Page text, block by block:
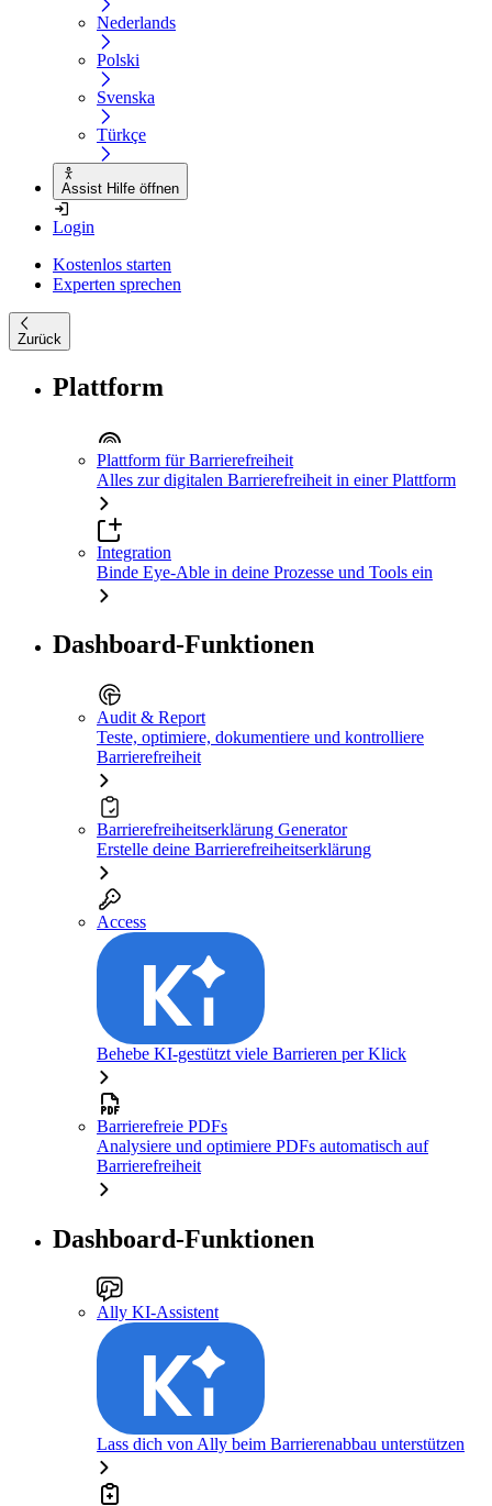
Nederlands
Polski
Svenska
Türkçe
Assist Hilfe öffnen
Login
Kostenlos starten
Experten sprechen
Zurück
Plattform
Plattform für Barrierefreiheit
Alles zur digitalen Barrierefreiheit in einer Plattform
Integration
Binde Eye-Able in deine Prozesse und Tools ein
Dashboard-Funktionen
Audit & Report
Teste, optimiere, dokumentiere und kontrolliere
Barrierefreiheit
Barrierefreiheitserklärung Generator
Erstelle deine Barrierefreiheitserklärung
Access
Behebe KI-gestützt viele Barrieren per Klick
Barrierefreie PDFs
Analysiere und optimiere PDFs automatisch auf
Barrierefreiheit
Dashboard-Funktionen
Ally KI-Assistent
Lass dich von Ally beim Barrierenabbau unterstützen